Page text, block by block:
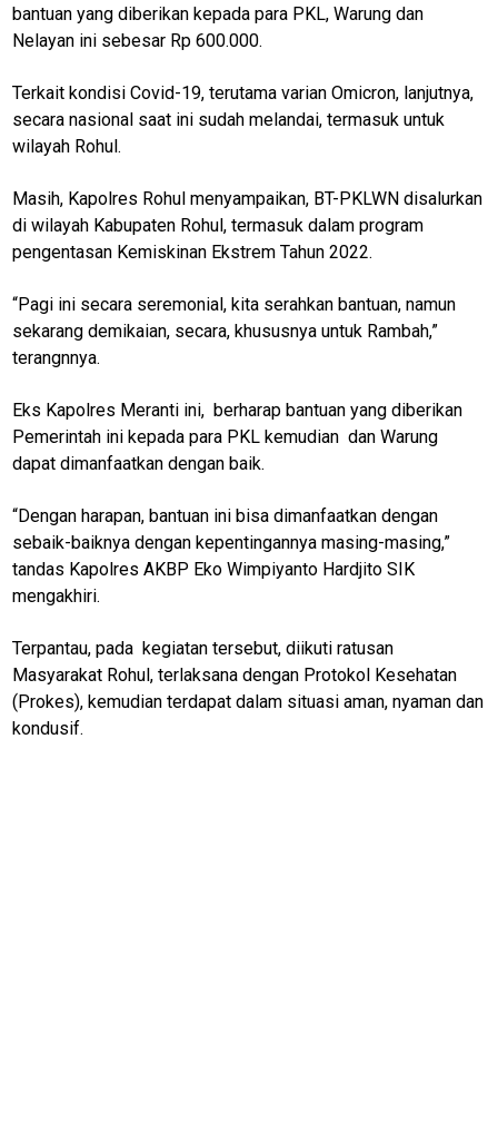
bantuan yang diberikan kepada para PKL, Warung dan
Nelayan ini sebesar Rp 600.000.
Terkait kondisi Covid-19, terutama varian Omicron, lanjutnya,
secara nasional saat ini sudah melandai, termasuk untuk
wilayah Rohul.
Masih, Kapolres Rohul menyampaikan, BT-PKLWN disalurkan
di wilayah Kabupaten Rohul, termasuk dalam program
pengentasan Kemiskinan Ekstrem Tahun 2022.
“Pagi ini secara seremonial, kita serahkan bantuan, namun
sekarang demikaian, secara, khususnya untuk Rambah,”
terangnnya.
Eks Kapolres Meranti ini, berharap bantuan yang diberikan
Pemerintah ini kepada para PKL kemudian dan Warung
dapat dimanfaatkan dengan baik.
“Dengan harapan, bantuan ini bisa dimanfaatkan dengan
sebaik-baiknya dengan kepentingannya masing-masing,”
tandas Kapolres AKBP Eko Wimpiyanto Hardjito SIK
mengakhiri.
Terpantau, pada kegiatan tersebut, diikuti ratusan
Masyarakat Rohul, terlaksana dengan Protokol Kesehatan
(Prokes), kemudian terdapat dalam situasi aman, nyaman dan
kondusif.
Home
N
W
jawabarat
Guide
Money
Liputan
Real